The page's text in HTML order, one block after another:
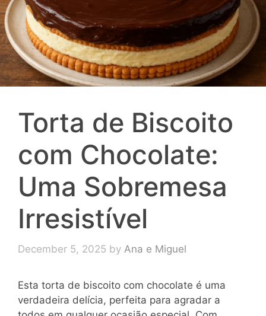
Torta de Biscoito
com Chocolate:
Uma Sobremesa
Irresistível
December 5, 2025 by Ana e Miguel
Esta torta de biscoito com chocolate é uma
verdadeira delícia, perfeita para agradar a